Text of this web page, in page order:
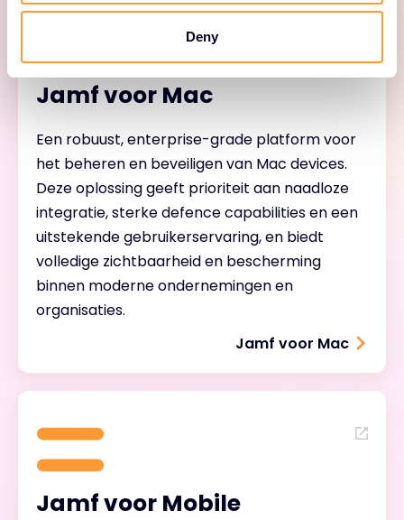
Deny
Jamf voor Mac
Een robuust, enterprise-grade platform voor
het beheren en beveiligen van Mac devices.
Deze oplossing geeft prioriteit aan naadloze
integratie, sterke defence capabilities en een
uitstekende gebruikerservaring, en biedt
volledige zichtbaarheid en bescherming
binnen moderne ondernemingen en
organisaties.
Jamf voor Mac
Jamf voor Mobile